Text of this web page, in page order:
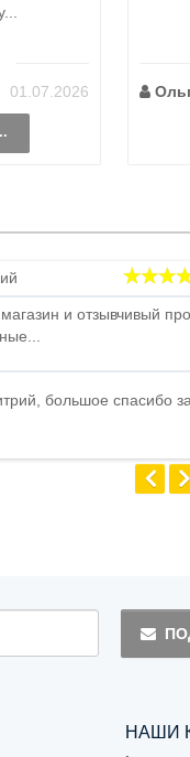
01.07.2026
и отзывчивый
большое спасибо
НАШИ